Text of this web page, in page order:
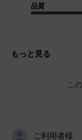
品質
もっと見る
こ
ご利用者様